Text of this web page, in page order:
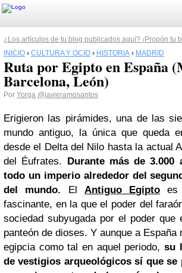
¿Los artículos de tu blog publicados aquí? ¡Propón tu
INICIO › CULTURA Y OCIO › HISTORIA › MADRID
Ruta por Egipto en España
Barcelona, León)
Por Yorga @javieramosantos
Erigieron las pirámides, una de las
mundo antiguo, la única que queda
desde el Delta del Nilo hasta la actual
del Éufrates. Durante más de 3.000
todo un imperio alrededor del
del mundo. El Antiguo Egipto es
fascinante, en la que el poder del
sociedad subyugada por el poder que
panteón de dioses. Y aunque a España
egipcia como tal en aquel periodo, su
de vestigios arqueológicos sí que se